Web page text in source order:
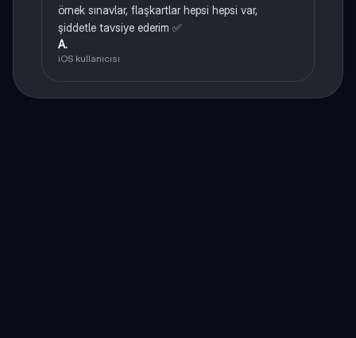
örnek sınavlar, flaşkartlar hepsi hepsi var,
şiddetle tavsiye ederim ✅
A.
iOS kullanıcısı